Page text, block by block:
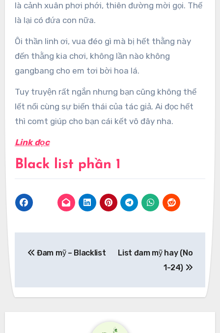
là cảnh xuân phơi phới, thiên đường mời gọi. Thế
là lại có đứa con nữa.
Ôi thần linh ơi, vua đéo gì mà bị hết thằng này
đến thằng kia chơi, không lần nào không
gangbang cho em tơi bời hoa lá.
Tuy truyện rất ngắn nhưng bạn cũng không thể
lết nổi cùng sự biến thái của tác giả. Ai đọc hết
thì comt giúp cho bạn cái kết vô đây nha.
Link đọc
Black list phần 1
navigation
Đam mỹ – Blacklist
List đam mỹ hay (No
1-24)